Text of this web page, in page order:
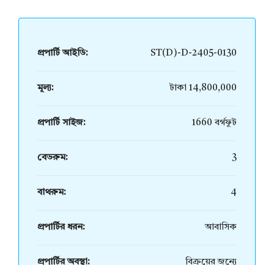
প্রপার্টি আইডি: ST(D)-D-2405-0130
মূল্য: টাকা 14,800,000
প্রপার্টি সাইজ: 1660 বর্গফুট
বেডরুম: 3
বাথরুম: 4
প্রপার্টির ধরন: আবাসিক
প্রপার্টির অবস্থা: বিক্রয়ের জন্যে